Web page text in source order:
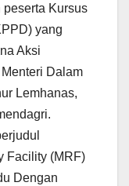
Kursus
yang
Aksi
Dalam
Lemhanas,
Facility (MRF)
Dengan